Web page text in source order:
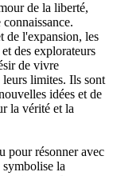
de la liberté,
de l'expansion, les
des explorateurs
de vivre
leurs limites. Ils sont
idées et de
la vérité et la
pour résonner avec
symbolise la